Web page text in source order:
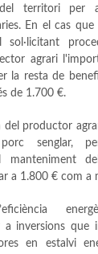
territori per
En el cas que
agrari
la resta de
de 1.700 €.
del productor
porc senglar,
manteniment
a 1.800 € com a
a inversions que
en estalvi